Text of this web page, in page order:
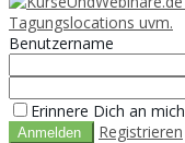
Benutzername
Erinnere Dich an mich
Registrieren